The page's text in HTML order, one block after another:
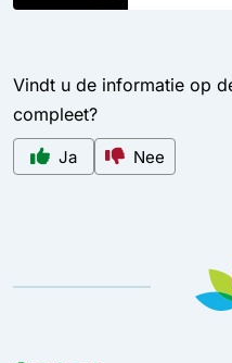
een
Vindt u de informatie op
compleet?
Ja Nee